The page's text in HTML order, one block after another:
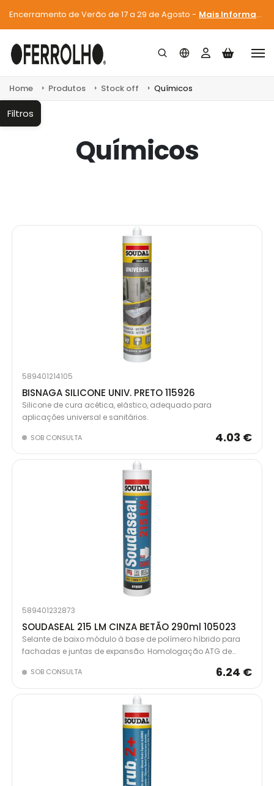
Encerramento de Verão de 17 a 29 de Agosto - Mais Informações
Home Produtos Stock off Químicos
Químicos
Filtros
589401214105
BISNAGA SILICONE UNIV. PRETO 115926
Silicone de cura acética, elástico, adequado para
aplicações universal e sanitários.
SOB CONSULTA 4.03 €
589401232873
SOUDASEAL 215 LM CINZA BETÃO 290ml 105023
Selante de baixo módulo à base de polímero híbrido para
fachadas e juntas de expansão. Homologação ATG de
aderência em superfícies porosas e não porosas.
Especialmente adequado para a selagem permanente de
juntas de expansão que estão expostas a condições
atmosféricas. Pode ser pintado. Disponível em cartuchos de
290mL e bolsas de alumínio de 600mL em várias cores.
SOB CONSULTA 6.24 €